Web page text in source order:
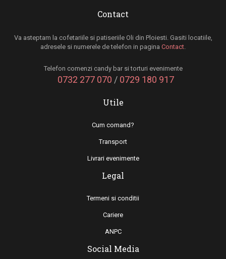
Contact
Va asteptam la cofetariile si patiseriile Oli din Ploiesti. Gasiti locatiile,
adresele si numerele de telefon in pagina Contact.
Telefon comenzi candy bar si torturi evenimente
0732 277 070 / 0729 180 917
Utile
Cum comand?
Transport
Livrari evenimente
Legal
Termeni si conditii
Cariere
ANPC
Social Media